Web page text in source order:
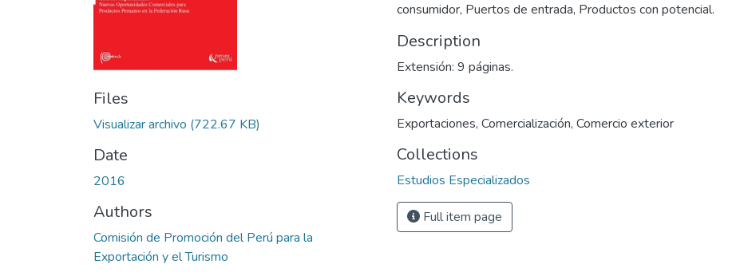
Files
Visualizar archivo (722.67 KB)
Date
2016
Authors
Comisión de Promoción del Perú para la
Exportación y el Turismo
consumidor, Puertos de entrada, Productos con potencial.
Description
Extensión: 9 páginas.
Keywords
Exportaciones, Comercialización, Comercio exterior
Collections
Estudios Especializados
Full item page